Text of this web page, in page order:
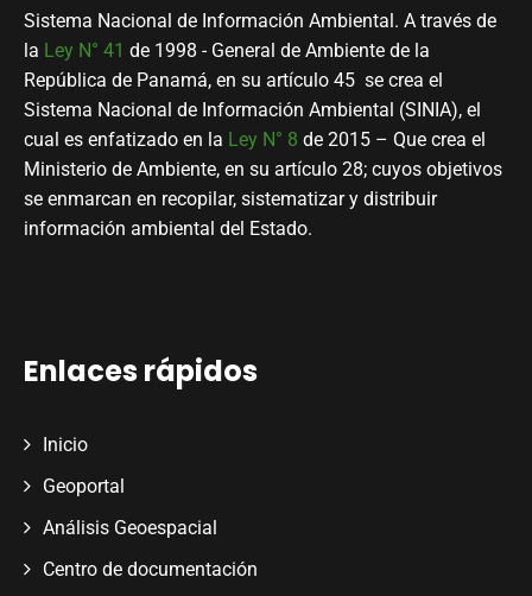
Sistema Nacional de Información Ambiental. A través de
la Ley N° 41 de 1998 - General de Ambiente de la
República de Panamá, en su artículo 45 se crea el
Sistema Nacional de Información Ambiental (SINIA), el
cual es enfatizado en la Ley N° 8 de 2015 – Que crea el
Ministerio de Ambiente, en su artículo 28; cuyos objetivos
se enmarcan en recopilar, sistematizar y distribuir
información ambiental del Estado.
Enlaces rápidos
Inicio
Geoportal
Análisis Geoespacial
Centro de documentación